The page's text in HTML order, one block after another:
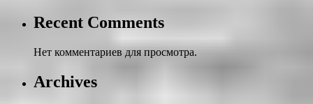
Recent Comments
Нет комментариев для просмотра.
Archives